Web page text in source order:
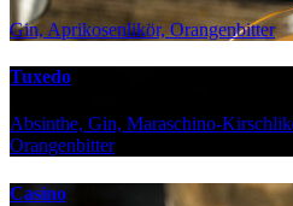
Gin, Aprikosenlikör, Orangenbitter
Tuxedo
Absinthe, Gin, Maraschino-
Orangenbitter
Casino